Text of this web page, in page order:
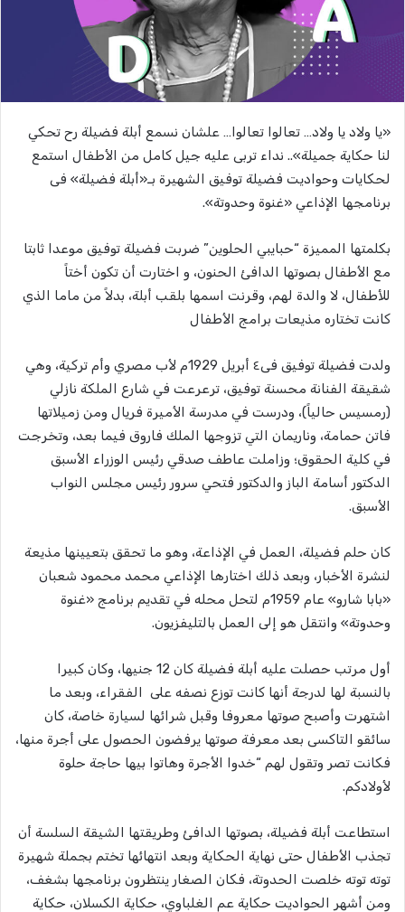
«يا ولاد يا ولاد… تعالوا تعالوا… علشان نسمع أبلة فضيلة رح تحكي
لنا حكاية جميلة».. نداء تربى عليه جيل كامل من الأطفال استمع
لحكايات وحواديت فضيلة توفيق الشهيرة بـ«أبلة فضيلة» فى
برنامجها الإذاعي «غنوة وحدوتة».
بكلمتها المميزة “حبايبي الحلوين” ضربت فضيلة توفيق موعدا ثابتا
مع الأطفال بصوتها الدافئ الحنون، و اختارت أن تكون أختاً
للأطفال، لا والدة لهم، وقرنت اسمها بلقب أبلة، بدلاً من ماما الذي
كانت تختاره مذيعات برامج الأطفال
ولدت فضيلة توفيق فى٤ أبريل 1929م لأب مصري وأم تركية، وهي
شقيقة الفنانة محسنة توفيق، ترعرعت في شارع الملكة نازلي
(رمسيس حالياً)، ودرست في مدرسة الأميرة فريال ومن زميلاتها
فاتن حمامة، وناريمان التي تزوجها الملك فاروق فيما بعد، وتخرجت
في كلية الحقوق؛ وزاملت عاطف صدقي رئيس الوزراء الأسبق
الدكتور أسامة الباز والدكتور فتحي سرور رئيس مجلس النواب
الأسبق.
كان حلم فضيلة، العمل في الإذاعة، وهو ما تحقق بتعيينها مذيعة
لنشرة الأخبار، وبعد ذلك اختارها الإذاعي محمد محمود شعبان
«بابا شارو» عام 1959م لتحل محله في تقديم برنامج «غنوة
وحدوتة» وانتقل هو إلى العمل بالتليفزيون.
أول مرتب حصلت عليه أبلة فضيلة كان 12 جنيها، وكان كبيرا
بالنسبة لها لدرجة أنها كانت توزع نصفه على الفقراء، وبعد ما
اشتهرت وأصبح صوتها معروفا وقبل شرائها لسيارة خاصة، كان
سائقو التاكسى بعد معرفة صوتها يرفضون الحصول على أجرة منها،
فكانت تصر وتقول لهم “خدوا الأجرة وهاتوا بيها حاجة حلوة
لأولادكم.
استطاعت أبلة فضيلة، بصوتها الدافئ وطريقتها الشيقة السلسة أن
تجذب الأطفال حتى نهاية الحكاية وبعد انتهائها تختم بجملة شهيرة
توته توته خلصت الحدوتة، فكان الصغار ينتظرون برنامجها بشغف،
ومن أشهر الحواديت حكاية عم الغلباوي، حكاية الكسلان، حكاية